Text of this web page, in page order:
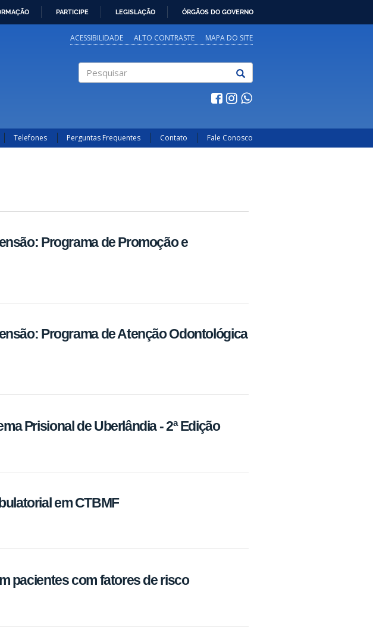
PARTICIPE LEGISLAÇÃO ÓRGÃOS DO GOVERNO
ACESSIBILIDADE ALTO CONTRASTE MAPA DO SITE
Telefones Perguntas Frequentes Contato Fale Conosco
Programa de Promoção e
Programa de Atenção Odontológica
Prisional de Uberlândia - 2ª Edição
em CTBMF
pacientes com fatores de risco